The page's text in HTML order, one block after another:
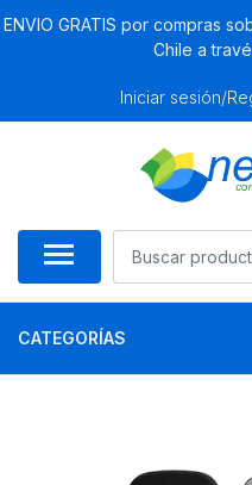
ENVIO GRATIS por compras
Chile a
Iniciar sesión/
CATEGORÍAS